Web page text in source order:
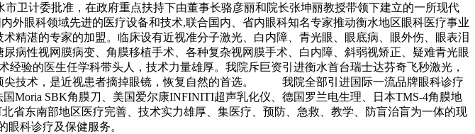
计委批准，在政府重点扶持下由董事长骆彦丽和院长张坤丽教授带领下建立的一所现代
眼科领域先进的医疗设备和技术,联合国内、省内眼科知名专家推动衡水地区眼科医疗事业
精湛的专家的加盟。临床设有近视准分子激光、白内障、青光眼、眼底病、眼外伤、眼表泪
病性视网膜病变、角膜移植手术、各种复杂视网膜手术、白内障、斜弱视矫正、疑难青光眼
的医生任学科带头人，技术力量雄厚。我院斥巨资引进衡水首台瑞士达芬奇飞秒激光，
尖技术，是近视患者摘掉眼镜，恢复自然的首选。 我院全部引进国际一流品牌眼科诊疗
Moria SBK角膜刀、美国爱尔康INFINITI超声乳化仪、德国罗兰电生理、日本TMS-4角膜地
省东南部地区医疗完善、技术实力雄厚、集医疗、预防、急救、教学、防盲治盲为一体的现
科诊疗及保健服务。